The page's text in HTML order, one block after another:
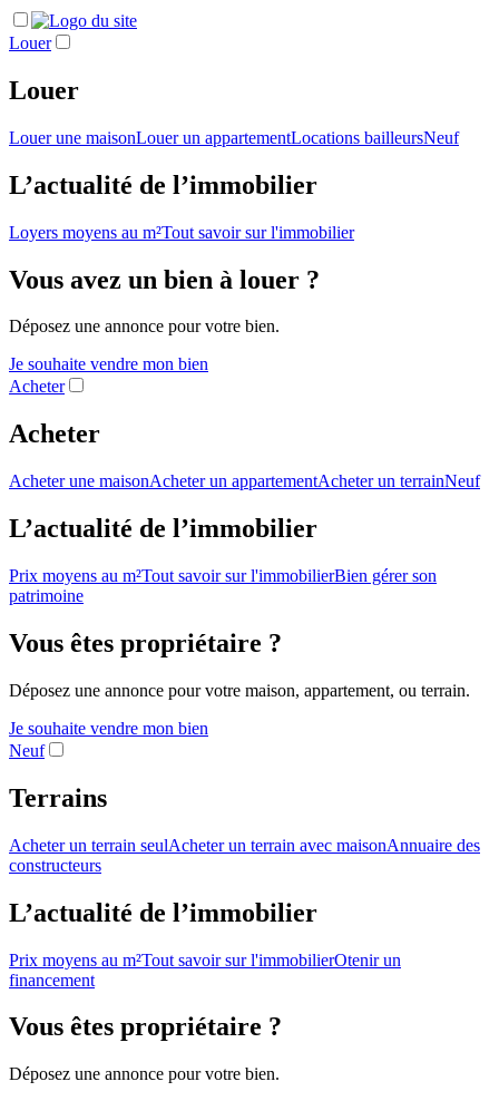
Louer
Louer
Louer une maisonLouer un appartementLocations bailleursNeuf
L’actualité de l’immobilier
Loyers moyens au m²Tout savoir sur l'immobilier
Vous avez un bien à louer ?
Déposez une annonce pour votre bien.
Je souhaite vendre mon bien
Acheter
Acheter
Acheter une maisonAcheter un appartementAcheter un terrainNeuf
L’actualité de l’immobilier
Prix moyens au m²Tout savoir sur l'immobilierBien gérer son
patrimoine
Vous êtes propriétaire ?
Déposez une annonce pour votre maison, appartement, ou terrain.
Je souhaite vendre mon bien
Neuf
Terrains
Acheter un terrain seulAcheter un terrain avec maisonAnnuaire des
constructeurs
L’actualité de l’immobilier
Prix moyens au m²Tout savoir sur l'immobilierOtenir un
financement
Vous êtes propriétaire ?
Déposez une annonce pour votre bien.